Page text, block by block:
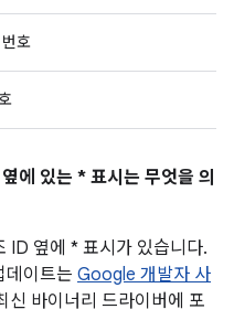
호
에 있는 * 표시는 무엇을 의
ID 옆에 * 표시가 있습니다.
데이트는 Google 개발자 사
신 바이너리 드라이버에 포